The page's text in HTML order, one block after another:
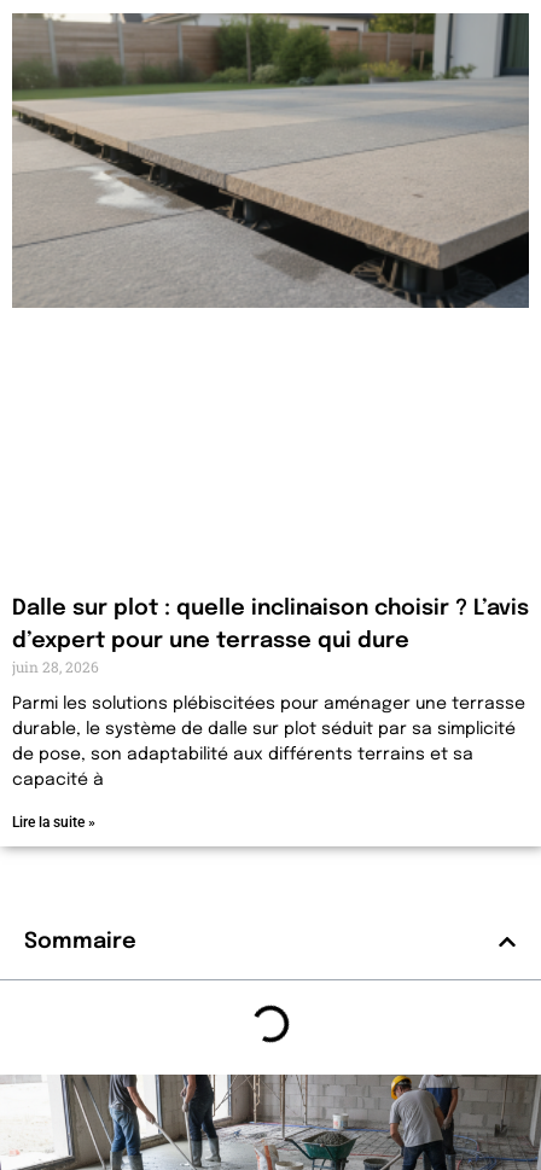
Sommaire
Dalle sur plot : quelle inclinaison choisir ? L’avis
d’expert pour une terrasse qui dure
juin 28, 2026
Parmi les solutions plébiscitées pour aménager une terrasse
durable, le système de dalle sur plot séduit par sa simplicité
de pose, son adaptabilité aux différents terrains et sa
capacité à
Lire la suite »